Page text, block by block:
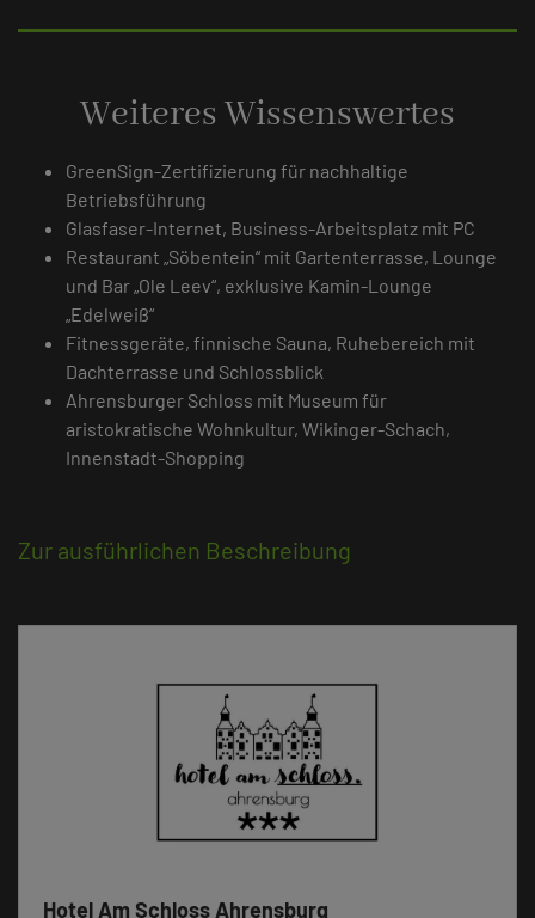
Weiteres Wissenswertes
GreenSign-Zertifizierung für nachhaltige
Betriebsführung
Glasfaser-Internet, Business-Arbeitsplatz mit PC
Restaurant „Söbentein“ mit Gartenterrasse, Lounge
und Bar „Ole Leev“, exklusive Kamin-Lounge
„Edelweiß“
Fitnessgeräte, finnische Sauna, Ruhebereich mit
Dachterrasse und Schlossblick
Ahrensburger Schloss mit Museum für
aristokratische Wohnkultur, Wikinger-Schach,
Innenstadt-Shopping
Zur ausführlichen Beschreibung
Hotel Am Schloss Ahrensburg